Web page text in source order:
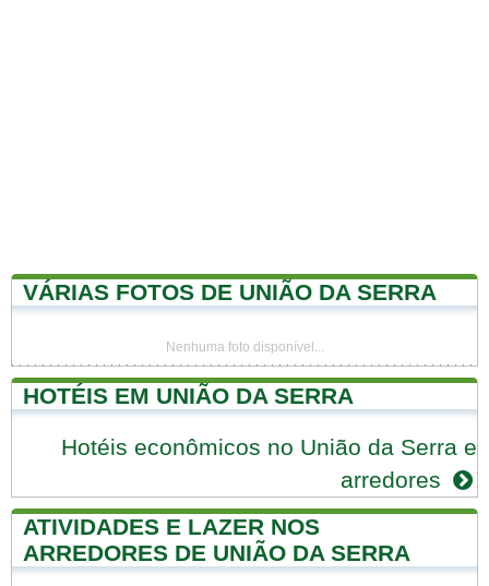
VÁRIAS FOTOS DE UNIÃO DA SERRA
Nenhuma foto disponível...
HOTÉIS EM UNIÃO DA SERRA
Hotéis econômicos no União da Serra e
arredores
ATIVIDADES E LAZER NOS
ARREDORES DE UNIÃO DA SERRA